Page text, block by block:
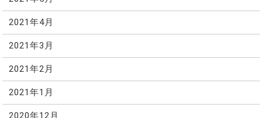
2021年4月
2021年3月
2021年2月
2021年1月